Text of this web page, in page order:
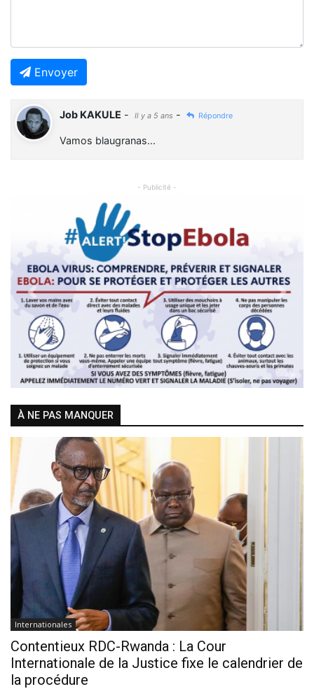
Envoyer
Job KAKULE - Il y a 5 ans - Répondre
Vamos blaugranas...
- Publicité -
Previous Next
À NE PAS MANQUER
Internationales
Contentieux RDC-Rwanda : La Cour
Internationale de la Justice fixe le calendrier de
la procédure